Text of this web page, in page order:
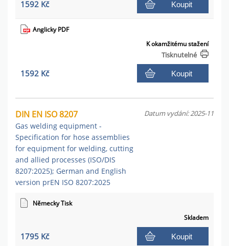
1592 Kč Koupit
Anglicky PDF
K okamžitému stažení
Tisknutelné
1592 Kč Koupit
DIN EN ISO 8207
Gas welding equipment -
Specification for hose assemblies
for equipment for welding, cutting
and allied processes (ISO/DIS
8207:2025); German and English
version prEN ISO 8207:2025
Datum vydání: 2025-11
Německy Tisk
Skladem
1795 Kč Koupit